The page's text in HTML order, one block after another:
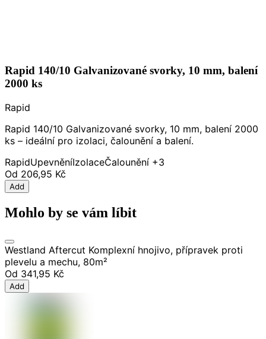
Rapid 140/10 Galvanizované svorky, 10 mm, balení
2000 ks
Rapid
Rapid 140/10 Galvanizované svorky, 10 mm, balení 2000
ks – ideální pro izolaci, čalounění a balení.
RapidUpevněníIzolaceČalounění +3
Od 206,95 Kč
Add
Mohlo by se vám líbit
Westland Aftercut Komplexní hnojivo, přípravek proti
plevelu a mechu, 80m²
Od 341,95 Kč
Add